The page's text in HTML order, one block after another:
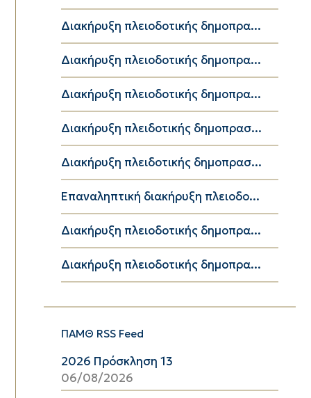
Διακήρυξη πλειοδοτικής δημοπρα...
Διακήρυξη πλειοδοτικής δημοπρα...
Διακήρυξη πλειοδοτικής δημοπρα...
Διακήρυξη πλειδοτικής δημοπρασ...
Διακήρυξη πλειδοτικής δημοπρασ...
Επαναληπτική διακήρυξη πλειοδο...
Διακήρυξη πλειοδοτικής δημοπρα...
Διακήρυξη πλειοδοτικής δημοπρα...
ΠΑΜΘ RSS Feed
2026 Πρόσκληση 13
06/08/2026